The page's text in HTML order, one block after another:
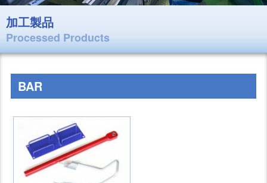
加工製品
Processed Products
BAR